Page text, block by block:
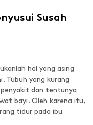
Susah
hal yang asing
Tubuh yang kurang
dan tentunya
bayi. Oleh karena itu,
tidur pada ibu